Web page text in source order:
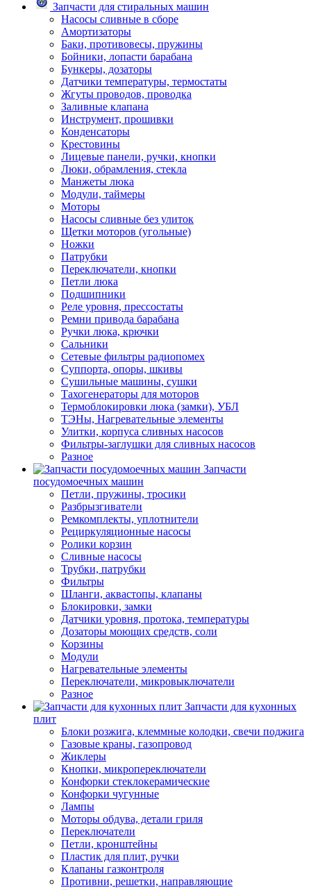
Запчасти для стиральных машин
Насосы сливные в сборе
Амортизаторы
Баки, противовесы, пружины
Бойники, лопасти барабана
Бункеры, дозаторы
Датчики температуры, термостаты
Жгуты проводов, проводка
Заливные клапана
Инструмент, прошивки
Конденсаторы
Крестовины
Лицевые панели, ручки, кнопки
Люки, обрамления, стекла
Манжеты люка
Модули, таймеры
Моторы
Насосы сливные без улиток
Щетки моторов (угольные)
Ножки
Патрубки
Переключатели, кнопки
Петли люка
Подшипники
Реле уровня, прессостаты
Ремни привода барабана
Ручки люка, крючки
Сальники
Сетевые фильтры радиопомех
Суппорта, опоры, шкивы
Сушильные машины, сушки
Тахогенераторы для моторов
Термоблокировки люка (замки), УБЛ
ТЭНы, Нагревательные элементы
Улитки, корпуса сливных насосов
Фильтры-заглушки для сливных насосов
Разное
Запчасти
посудомоечных машин
Петли, пружины, тросики
Разбрызгиватели
Ремкомплекты, уплотнители
Рециркуляционные насосы
Ролики корзин
Сливные насосы
Трубки, патрубки
Фильтры
Шланги, аквастопы, клапаны
Блокировки, замки
Датчики уровня, протока, температуры
Дозаторы моющих средств, соли
Корзины
Модули
Нагревательные элементы
Переключатели, микровыключатели
Разное
Запчасти для кухонных
плит
Блоки розжига, клеммные колодки, свечи поджига
Газовые краны, газопровод
Жиклеры
Кнопки, микропереключатели
Конфорки стеклокерамические
Конфорки чугунные
Лампы
Моторы обдува, детали гриля
Переключатели
Петли, кронштейны
Пластик для плит, ручки
Клапаны газконтроля
Противни, решетки, направляющие